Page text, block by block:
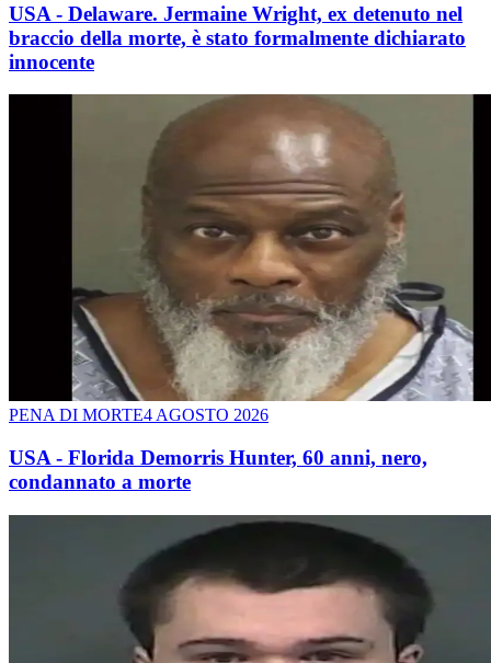
USA - Delaware. Jermaine Wright, ex detenuto nel
braccio della morte, è stato formalmente dichiarato
innocente
PENA DI MORTE4 AGOSTO 2026
USA - Florida Demorris Hunter, 60 anni, nero,
condannato a morte